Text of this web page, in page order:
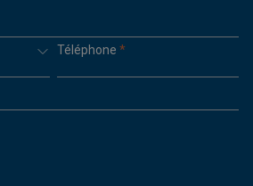
Téléphone *